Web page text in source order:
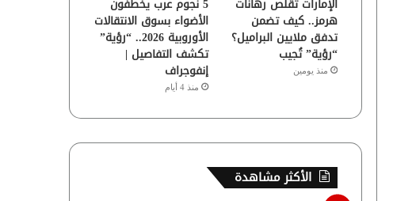
الإمارات تقلّص رهانات
هرمز.. كيف تضمن
تدفق ملايين البراميل؟
“رؤية” تُجيب
منذ يومين
5 نجوم عرب يخطفون
الأضواء بسوق الانتقالات
الأوروبية 2026.. “رؤية”
تكشف التفاصيل |
إنفوجراف
منذ 4 أيام
الأكثر مشاهدة